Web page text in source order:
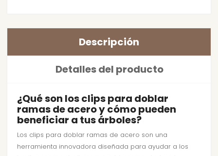
Descripción
Detalles del producto
¿Qué son los clips para doblar
ramas de acero y cómo pueden
beneficiar a tus árboles?
Los clips para doblar ramas de acero son una
herramienta innovadora diseñada para ayudar a los